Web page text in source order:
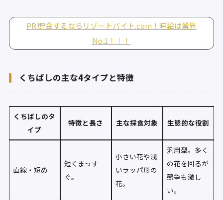
PR:貯金するならリゾートバイト.com！時給は業界
No.1！！！
くちばしの主な4タイプと特徴
くちばしのタ
イプ
特徴と長さ 主な採食対象 生態的な役割
直線・短め
短くまっす
ぐ。
小さい花や浅
いラッパ形の
花。
汎用型。多く
の花を回るが
競争も激し
い。